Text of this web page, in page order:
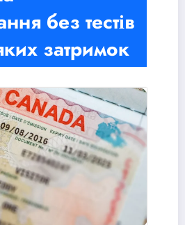
без тестів
затримок